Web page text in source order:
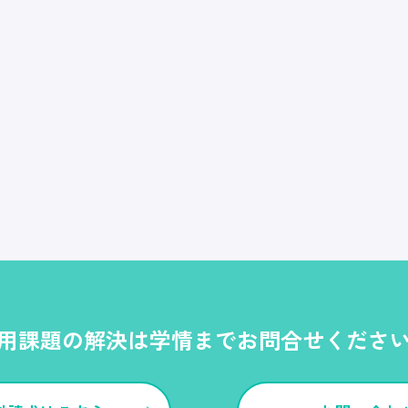
課題の解決は学情までお問合せくださ